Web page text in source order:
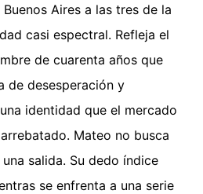
Aires a las tres de la
casi espectral. Refleja el
de cuarenta años que
de desesperación y
identidad que el mercado
Mateo no busca
salida. Su dedo índice
se enfrenta a una serie